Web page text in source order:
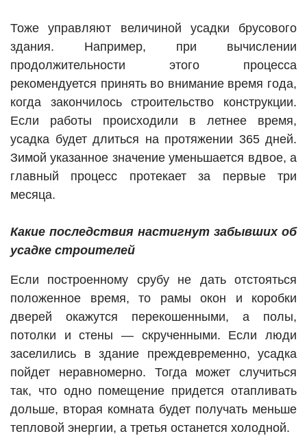
Тоже управляют величиной усадки брусового
здания. Например, при вычислении
продолжительности этого процесса
рекомендуется принять во внимание время года,
когда закончилось строительство конструкции.
Если работы происходили в летнее время,
усадка будет длиться на протяжении 365 дней.
Зимой указанное значение уменьшается вдвое, а
главный процесс протекает за первые три
месяца.
Какие последствия настигнут забывших об
усадке строителей
Если построенному срубу не дать отстояться
положенное время, то рамы окон и коробки
дверей окажутся перекошенными, а полы,
потолки и стены — скрученными. Если люди
заселились в здание преждевременно, усадка
пойдет неравномерно. Тогда может случиться
так, что одно помещение придется отапливать
дольше, вторая комната будет получать меньше
тепловой энергии, а третья останется холодной.